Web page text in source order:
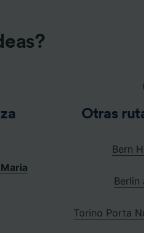
Otras
Bern
Berlin
Torino Porta